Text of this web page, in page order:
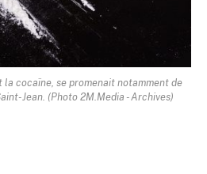
cocaïne, se promenait notamment de
Jean. (Photo 2M.Media - Archives)